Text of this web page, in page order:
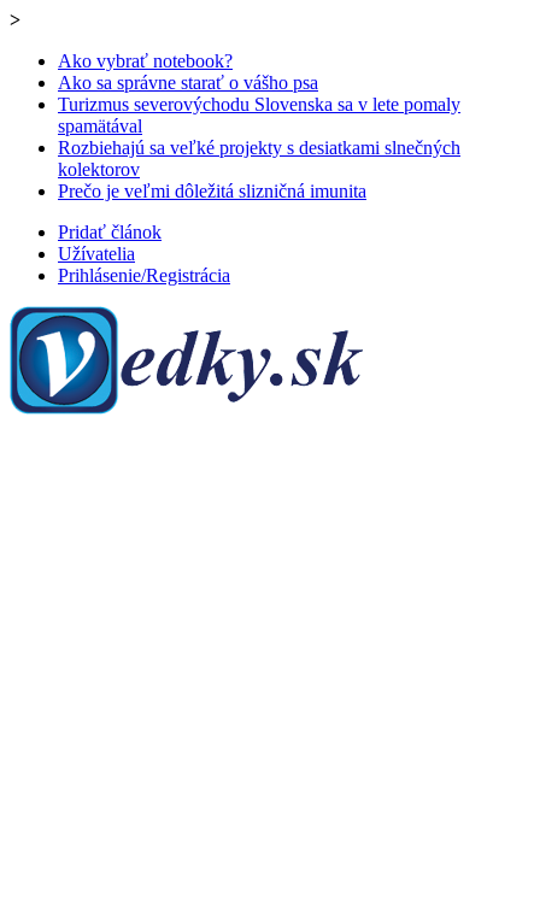
>
Ako vybrať notebook?
Ako sa správne starať o vášho psa
Turizmus severovýchodu Slovenska sa v lete pomaly
spamätával
Rozbiehajú sa veľké projekty s desiatkami slnečných
kolektorov
Prečo je veľmi dôležitá slizničná imunita
Pridať článok
Užívatelia
Prihlásenie/Registrácia